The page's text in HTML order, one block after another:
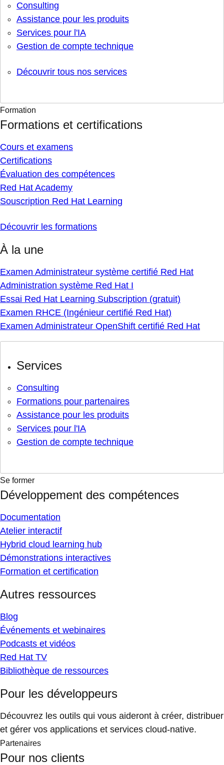
Consulting
Assistance pour les produits
Services pour l'IA
Gestion de compte technique
Découvrir tous nos services
Formation
Formations et certifications
Cours et examens
Certifications
Évaluation des compétences
Red Hat Academy
Souscription Red Hat Learning
Découvrir les formations
À la une
Examen Administrateur système certifié Red Hat
Administration système Red Hat I
Essai Red Hat Learning Subscription (gratuit)
Examen RHCE (Ingénieur certifié Red Hat)
Examen Administrateur OpenShift certifié Red Hat
Services
Consulting
Formations pour partenaires
Assistance pour les produits
Services pour l'IA
Gestion de compte technique
Se former
Développement des compétences
Documentation
Atelier interactif
Hybrid cloud learning hub
Démonstrations interactives
Formation et certification
Autres ressources
Blog
Événements et webinaires
Podcasts et vidéos
Red Hat TV
Bibliothèque de ressources
Pour les développeurs
Découvrez les outils qui vous aideront à créer, distribuer
et gérer vos applications et services cloud-native.
Partenaires
Pour nos clients